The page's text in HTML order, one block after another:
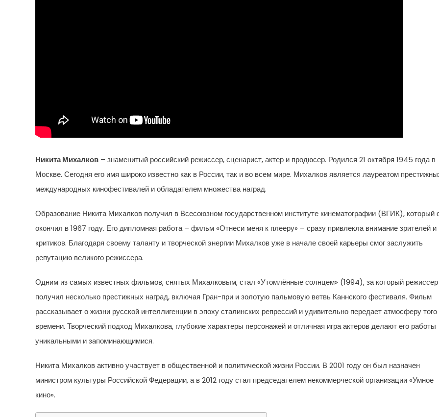
Никита Михалков – знаменитый российский режиссер, сценарист, актер и продюсер. Родился 21 октября 1945 года в
Москве. Сегодня его имя широко известно как в России, так и во всем мире. Михалков является лауреатом
международных кинофестивалей и обладателем множества наград.
Образование Никита Михалков получил в Всесоюзном государственном институте кинематографии (ВГИК), который
окончил в 1967 году. Его дипломная работа – фильм «Отнеси меня к плееру» – сразу привлекла внимание зрителей и
критиков. Благодаря своему таланту и творческой энергии Михалков уже в начале своей карьеры смог заслужить
репутацию великого режиссера.
Одним из самых известных фильмов, снятых Михалковым, стал «Утомлённые солнцем» (1994), за который режиссер
получил несколько престижных наград, включая Гран-при и золотую пальмовую ветвь Каннского фестиваля. Фильм
рассказывает о жизни русской интеллигенции в эпоху сталинских репрессий и удивительно передает атмосферу того
времени. Творческий подход Михалкова, глубокие характеры персонажей и отличная игра актеров делают его работы
уникальными и запоминающимися.
Никита Михалков активно участвует в общественной и политической жизни России. В 2001 году он был назначен
министром культуры Российской Федерации, а в 2012 году стал председателем некоммерческой организации «Умное
кино».